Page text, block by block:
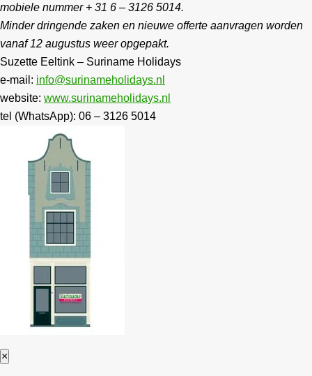
mobiele nummer + 31 6 – 3126 5014.
Minder dringende zaken en nieuwe offerte aanvragen worden
vanaf 12 augustus weer opgepakt.
Suzette Eeltink – Suriname Holidays
e-mail: info@surinameholidays.nl
website: www.surinameholidays.nl
tel (WhatsApp): 06 – 3126 5014
×